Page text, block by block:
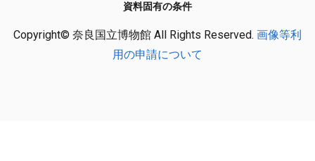
資料固有の条件
Copyright© 奈良国立博物館 All Rights Reserved. 画像等利
用の申請について